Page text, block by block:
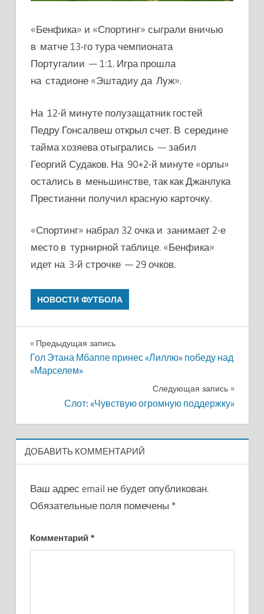
«Бенфика» и «Спортинг» сыграли вничью
в матче 13-го тура чемпионата
Португалии — 1:1. Игра прошла
на стадионе «Эштадиу да Луж».
На 12-й минуте полузащатник гостей
Педру Гонсалвеш открыл счет. В середине
тайма хозяева отыгрались — забил
Георгий Судаков. На 90+2-й минуте «орлы»
остались в меньшинстве, так как Джанлука
Престианни получил красную карточку.
«Спортинг» набрал 32 очка и занимает 2-е
место в турнирной таблице. «Бенфика»
идет на 3-й строчке — 29 очков.
НОВОСТИ ФУТБОЛА
Навигация
по
Предыдущая запись
Гол Этана Мбаппе принес «Лиллю» победу над
«Марселем»
Следующая запись
Слот: «Чувствую огромную поддержку»
ДОБАВИТЬ КОММЕНТАРИЙ
Ваш адрес email не будет опубликован.
Обязательные поля помечены *
Комментарий *